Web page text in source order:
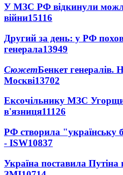
У МЗС РФ відкинули
війни15116
Другий за день: у РФ
генерала13949
СюжетБенкет генералів.
Москві13702
Ексочільнику МЗС
в'язниця11126
РФ створила "українську
- ISW10837
Україна поставила